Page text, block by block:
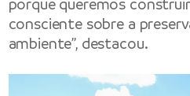
porque queremos
consciente sobre a
ambiente”, destacou.